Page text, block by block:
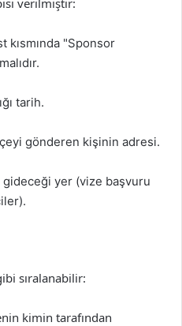
verilmiştir:
kısmında "Sponsor
tarih.
gönderen kişinin adresi.
yer (vize başvuru
sıralanabilir:
kimin tarafından